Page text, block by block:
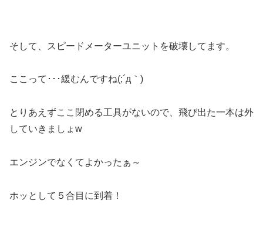
そして、スピードメーターユニットを破壊してます。
ここって･･･緩むんですね(;´д｀)
とりあえずここ閉める工具がないので、飛び出た一本は外
していきましょw
エンジンでなくてよかったぁ～
ホッとして５合目に到着！